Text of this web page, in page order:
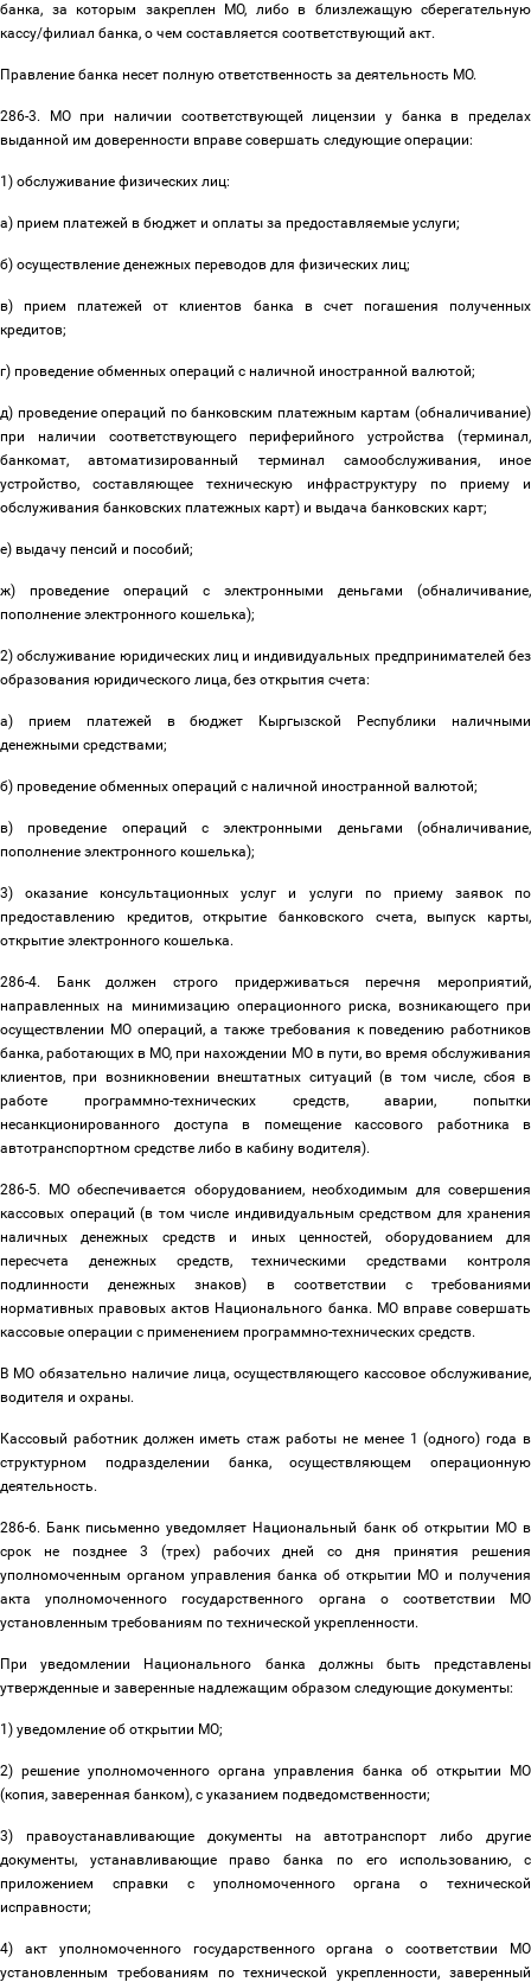
банка, за которым закреплен МО, либо в близлежащую сберегательную
кассу/филиал банка, о чем составляется соответствующий акт.
Правление банка несет полную ответственность за деятельность МО.
286-3. МО при наличии соответствующей лицензии у банка в пределах
выданной им доверенности вправе совершать следующие операции:
1) обслуживание физических лиц:
а) прием платежей в бюджет и оплаты за предоставляемые услуги;
б) осуществление денежных переводов для физических лиц;
в) прием платежей от клиентов банка в счет погашения полученных
кредитов;
г) проведение обменных операций с наличной иностранной валютой;
д) проведение операций по банковским платежным картам (обналичивание)
при наличии соответствующего периферийного устройства (терминал,
банкомат, автоматизированный терминал самообслуживания, иное
устройство, составляющее техническую инфраструктуру по приему и
обслуживания банковских платежных карт) и выдача банковских карт;
е) выдачу пенсий и пособий;
ж) проведение операций с электронными деньгами (обналичивание,
пополнение электронного кошелька);
2) обслуживание юридических лиц и индивидуальных предпринимателей без
образования юридического лица, без открытия счета:
а) прием платежей в бюджет Кыргызской Республики наличными
денежными средствами;
б) проведение обменных операций с наличной иностранной валютой;
в) проведение операций с электронными деньгами (обналичивание,
пополнение электронного кошелька);
3) оказание консультационных услуг и услуги по приему заявок по
предоставлению кредитов, открытие банковского счета, выпуск карты,
открытие электронного кошелька.
286-4. Банк должен строго придерживаться перечня мероприятий,
направленных на минимизацию операционного риска, возникающего при
осуществлении МО операций, а также требования к поведению работников
банка, работающих в МО, при нахождении МО в пути, во время обслуживания
клиентов, при возникновении внештатных ситуаций (в том числе, сбоя в
работе программно-технических средств, аварии, попытки
несанкционированного доступа в помещение кассового работника в
автотранспортном средстве либо в кабину водителя).
286-5. МО обеспечивается оборудованием, необходимым для совершения
кассовых операций (в том числе индивидуальным средством для хранения
наличных денежных средств и иных ценностей, оборудованием для
пересчета денежных средств, техническими средствами контроля
подлинности денежных знаков) в соответствии с требованиями
нормативных правовых актов Национального банка. МО вправе совершать
кассовые операции с применением программно-технических средств.
В МО обязательно наличие лица, осуществляющего кассовое обслуживание,
водителя и охраны.
Кассовый работник должен иметь стаж работы не менее 1 (одного) года в
структурном подразделении банка, осуществляющем операционную
деятельность.
286-6. Банк письменно уведомляет Национальный банк об открытии МО в
срок не позднее 3 (трех) рабочих дней со дня принятия решения
уполномоченным органом управления банка об открытии МО и получения
акта уполномоченного государственного органа о соответствии МО
установленным требованиям по технической укрепленности.
При уведомлении Национального банка должны быть представлены
утвержденные и заверенные надлежащим образом следующие документы:
1) уведомление об открытии МО;
2) решение уполномоченного органа управления банка об открытии МО
(копия, заверенная банком), с указанием подведомственности;
3) правоустанавливающие документы на автотранспорт либо другие
документы, устанавливающие право банка по его использованию, с
приложением справки с уполномоченного органа о технической
исправности;
4) акт уполномоченного государственного органа о соответствии МО
установленным требованиям по технической укрепленности, заверенный